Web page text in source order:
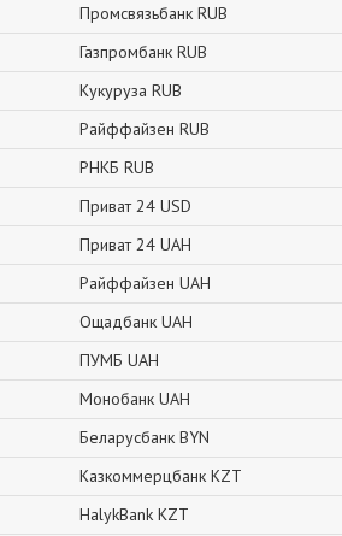
Промсвязьбанк RUB
Газпромбанк RUB
Кукуруза RUB
Райффайзен RUB
РНКБ RUB
Приват 24 USD
Приват 24 UAH
Райффайзен UAH
Ощадбанк UAH
ПУМБ UAH
Монобанк UAH
Беларусбанк BYN
Казкоммерцбанк KZT
HalykBank KZT